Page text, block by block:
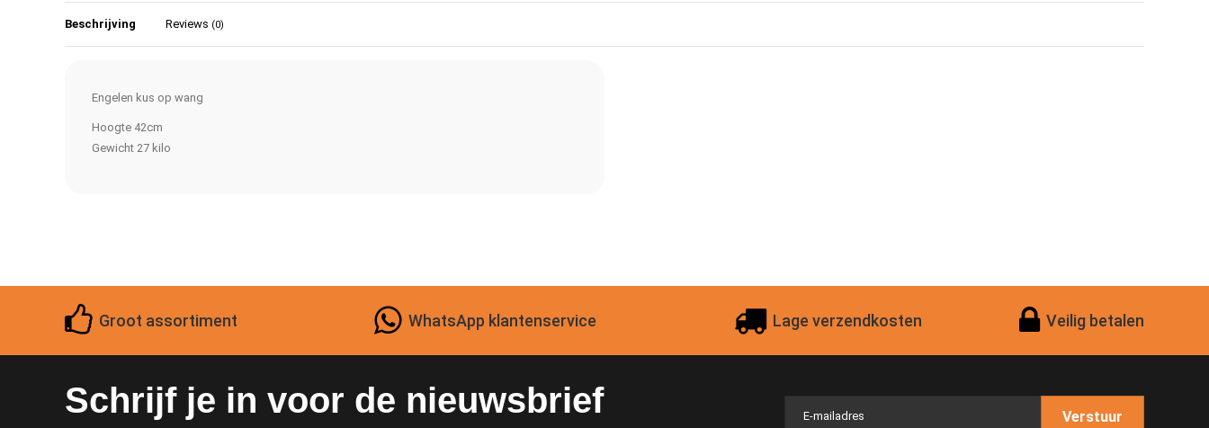
Beschrijving Reviews (0)
Engelen kus op wang
Hoogte 42cm
Gewicht 27 kilo
Groot assortiment WhatsApp klantenservice Lage verzendkosten Veilig betalen
Schrijf je in voor de nieuwsbrief Verstuur